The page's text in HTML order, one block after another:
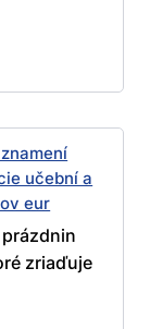
učební a
eur
zriaďuje